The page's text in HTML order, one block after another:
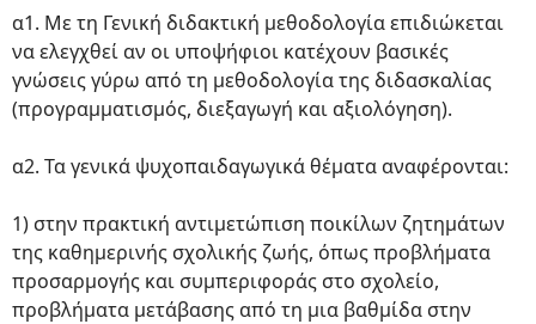
α1. Με τη Γενική διδακτική μεθοδολογία επιδιώκεται
να ελεγχθεί αν οι υποψήφιοι κατέχουν βασικές
γνώσεις γύρω από τη μεθοδολογία της διδασκαλίας
(προγραμματισμός, διεξαγωγή και αξιολόγηση).
α2. Τα γενικά ψυχοπαιδαγωγικά θέματα αναφέρονται:
1) στην πρακτική αντιμετώπιση ποικίλων ζητημάτων
της καθημερινής σχολικής ζωής, όπως προβλήματα
προσαρμογής και συμπεριφοράς στο σχολείο,
προβλήματα μετάβασης από τη μια βαθμίδα στην